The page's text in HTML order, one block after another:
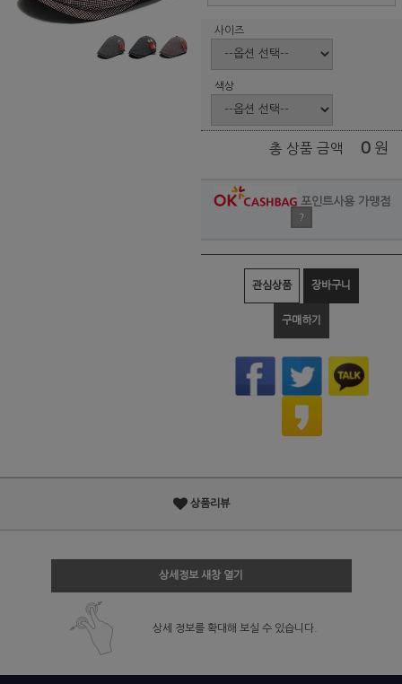
사이즈
색상
총 상품 금액 0 원
포인트사용 가맹점
?
관심상품 장바구니
구매하기
상품리뷰
상세정보 새창 열기
상세 정보를 확대해 보실 수 있습니다.